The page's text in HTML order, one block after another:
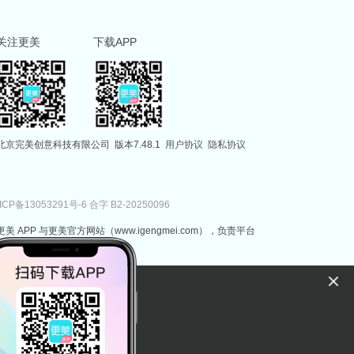
注更美 下载APP
京完美创意科技有限公司 版本7.48.1 用户协议 隐私协议
备13053291号-6 合字 B2-20250096
APP 与更美官方网站（www.igengmei.com），负责平台